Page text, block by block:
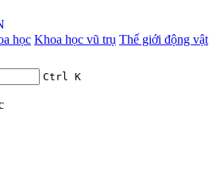
học Khoa học vũ trụ Thế giới động vật
Ctrl K